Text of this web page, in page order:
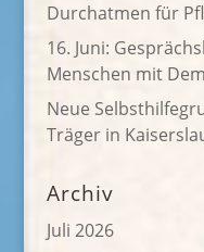
Durchatmen für
16. Juni:
Menschen mit
Neue
Träger in
Archiv
Juli 2026